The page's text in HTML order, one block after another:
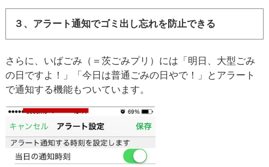
３、アラート通知でゴミ出し忘れを防止できる
さらに、いばごみ（＝茨ごみプリ）には「明日、大型ごみ
の日ですよ！」「今日は普通ごみの日やで！」とアラート
で通知する機能もついています。